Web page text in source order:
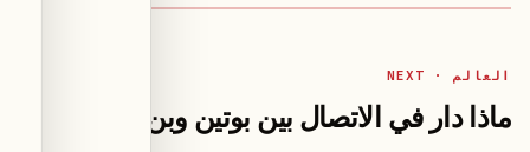
العالم · NEXT
ماذا دار في الاتصال بين بوتين وبن زايد؟